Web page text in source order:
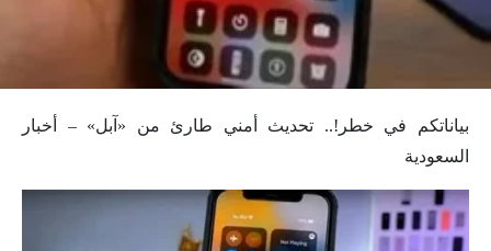
بياناتكم في خطر!.. تحديث أمني طارئ من «آبل» – أخبار
السعودية